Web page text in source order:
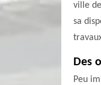
ville
sa
Des
Peu